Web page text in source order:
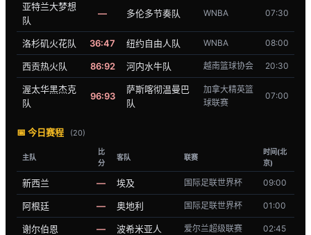
亚特兰大梦想
队
— 多伦多节奏队 WNBA 07:30
洛杉矶火花队 36:47 纽约自由人队 WNBA 08:00
西贡热火队 86:92 河内水牛队 越南篮球协会 20:30
渥太华黑杰克
队
96:93
萨斯喀彻温曼巴
队
加拿大精英篮
球联赛
07:00
📅 今日赛程 (20)
主队
比
分
客队 联赛
时间(北
京)
新西兰 — 埃及 国际足联世界杯 09:00
阿根廷 — 奥地利 国际足联世界杯 01:00
谢尔伯恩 — 波希米亚人 爱尔兰超级联赛 02:45